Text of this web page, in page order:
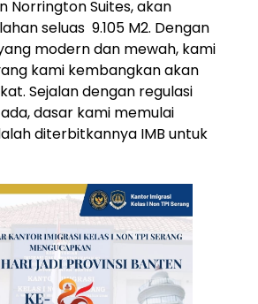
Norrington Suites, akan
seluas 9.105 M2. Dengan
modern dan mewah, kami
kami kembangkan akan
Sejalan dengan regulasi
dasar kami memulai
diterbitkannya IMB untuk